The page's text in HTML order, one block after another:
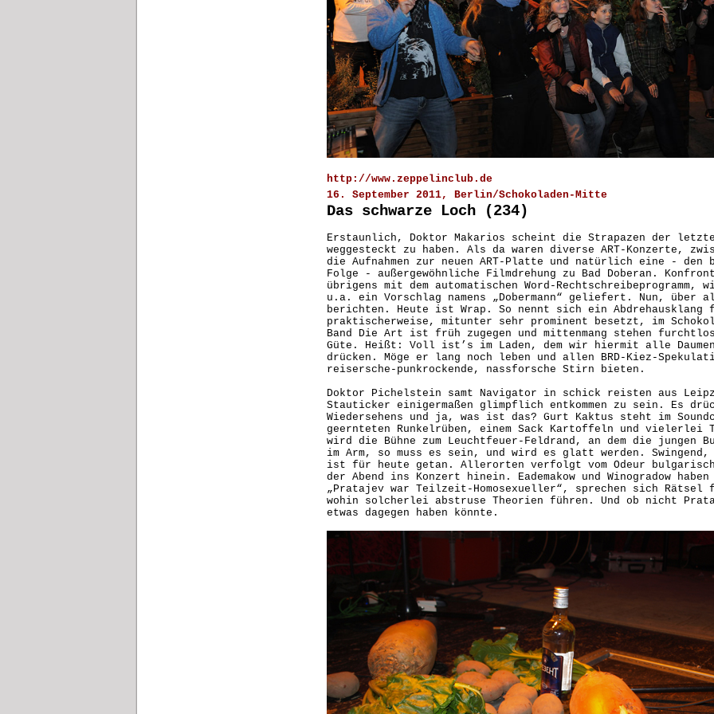
http://www.zeppelinclub.de
16. September 2011, Berlin/Schokoladen-Mitte
Das schwarze Loch (234)
Erstaunlich, Doktor Makarios scheint die Strapazen der
weggesteckt zu haben. Als da waren diverse ART-Konzerte,
die Aufnahmen zur neuen ART-Platte und natürlich eine - den
Folge - außergewöhnliche Filmdrehung zu Bad Doberan.
übrigens mit dem automatischen Word-Rechtschreibeprogramm,
u.a. ein Vorschlag namens „Dobermann“ geliefert. Nun,
berichten. Heute ist Wrap. So nennt sich ein
praktischerweise, mitunter sehr prominent besetzt, im
Band Die Art ist früh zugegen und mittenmang stehen
Güte. Heißt: Voll ist’s im Laden, dem wir hiermit alle
drücken. Möge er lang noch leben und allen BRD-Kiez-
reisersche-punkrockende, nassforsche Stirn bieten.
Doktor Pichelstein samt Navigator in schick reisten aus
Stauticker einigermaßen glimpflich entkommen zu sein. Es
Wiedersehens und ja, was ist das? Gurt Kaktus steht im
geernteten Runkelrüben, einem Sack Kartoffeln und vielerlei
wird die Bühne zum Leuchtfeuer-Feldrand, an dem die jungen
im Arm, so muss es sein, und wird es glatt werden.
ist für heute getan. Allerorten verfolgt vom Odeur
der Abend ins Konzert hinein. Eademakow und Winogradow
„Pratajev war Teilzeit-Homosexueller“, sprechen sich
wohin solcherlei abstruse Theorien führen. Und ob nicht
etwas dagegen haben könnte.